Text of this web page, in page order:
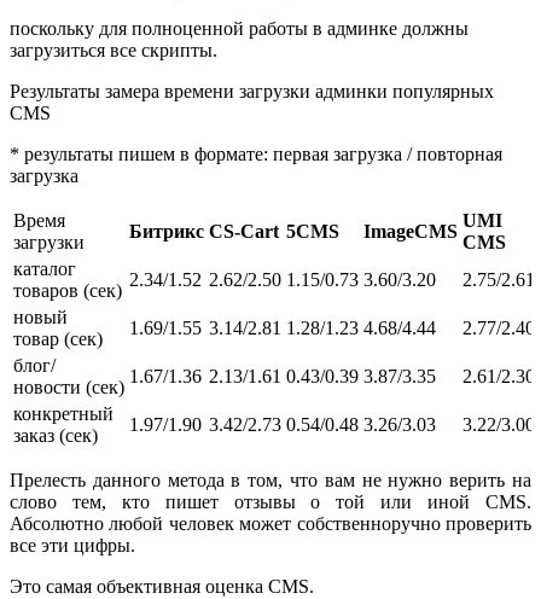
поскольку для полноценной работы в админке должны
загрузиться все скрипты.
Результаты замера времени загрузки админки популярных
CMS
* результаты пишем в формате: первая загрузка / повторная
загрузка
Время
загрузки
Битрикс CS-Cart 5CMS ImageCMS
UMI
CMS
каталог
товаров (сек)
2.34/1.52 2.62/2.50 1.15/0.73 3.60/3.20 2.75/2.61
новый
товар (сек)
1.69/1.55 3.14/2.81 1.28/1.23 4.68/4.44 2.77/2.40
блог/
новости (сек)
1.67/1.36 2.13/1.61 0.43/0.39 3.87/3.35 2.61/2.30
конкретный
заказ (сек)
1.97/1.90 3.42/2.73 0.54/0.48 3.26/3.03 3.22/3.00
Прелесть данного метода в том, что вам не нужно верить на
слово тем, кто пишет отзывы о той или иной CMS.
Абсолютно любой человек может собственноручно проверить
все эти цифры.
Это самая объективная оценка CMS.